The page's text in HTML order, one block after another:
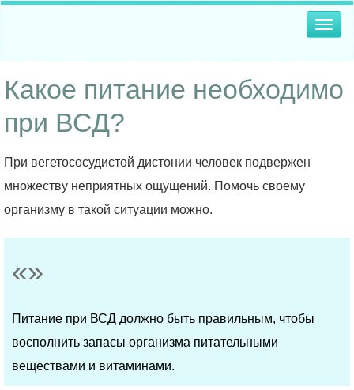
Какое питание необходимо
при ВСД?
При вегетососудистой дистонии человек подвержен
множеству неприятных ощущений. Помочь своему
организму в такой ситуации можно.
Питание при ВСД должно быть правильным, чтобы
восполнить запасы организма питательными
веществами и витаминами.